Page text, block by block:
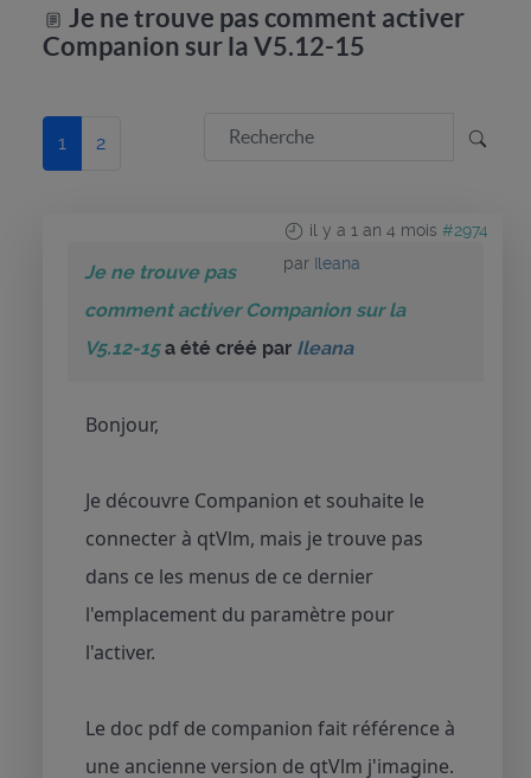
Je ne trouve pas comment activer
Companion sur la V5.12-15
1 2
il y a 1 an 4 mois #2974
par Ileana
Je ne trouve pas
comment activer Companion sur la
V5.12-15a été créé par Ileana
Bonjour,
Je découvre Companion et souhaite le
connecter à qtVlm, mais je trouve pas
dans ce les menus de ce dernier
l'emplacement du paramètre pour
l'activer.
Le doc pdf de companion fait référence à
une ancienne version de qtVlm j'imagine.